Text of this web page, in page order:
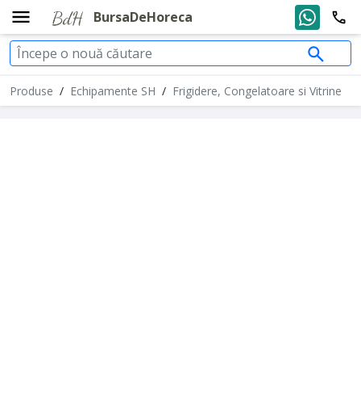
BursaDeHoreca
Produse / Echipamente SH / Frigidere, Congelatoare si Vitrine